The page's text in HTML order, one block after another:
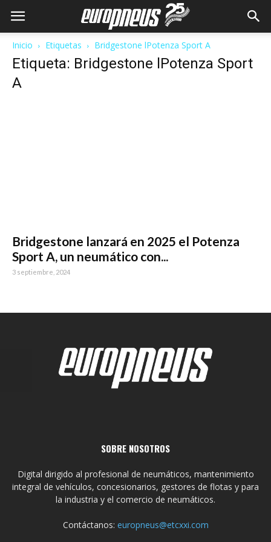
Inicio Etiquetas Bridgestone lPotenza Sport A
Etiqueta: Bridgestone lPotenza Sport
A
Bridgestone lanzará en 2025 el Potenza
Sport A, un neumático con...
3 septiembre, 2024
SOBRE NOSOTROS
Digital dirigido al profesional de neumáticos, mantenimiento
integral de vehículos, concesionarios, gestores de flotas y para
la industria y el comercio de neumáticos.
Contáctanos: europneus@etcxxi.com